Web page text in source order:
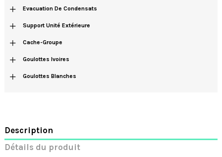
+ Evacuation De Condensats
+ Support Unité Extérieure
+ Cache-Groupe
+ Goulottes Ivoires
+ Goulottes Blanches
Description
Détails du produit